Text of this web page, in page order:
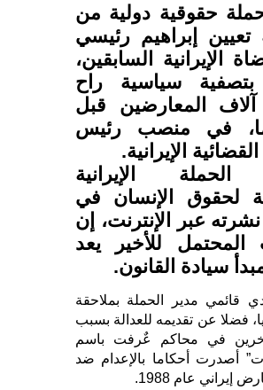
حقوقية دولية من
تعيين إبراهيم رئيسي
الإيرانية السابقين،
سياسية راح
آلاف المعارضين قبل
في منصب رئيس
الإيرانية.
الإيرانية
لحقوق الإنسان في
نشرته عبر الإنترنت، إن
المحتمل للأخير يعد
سيادة القانون.
قائمي مدير الحملة بملاحقة
فضلا عن تقديمه للعدالة بسبب
في محاكم عٌرفت باسم
أصدرت أحكاما بالإعدام ضد